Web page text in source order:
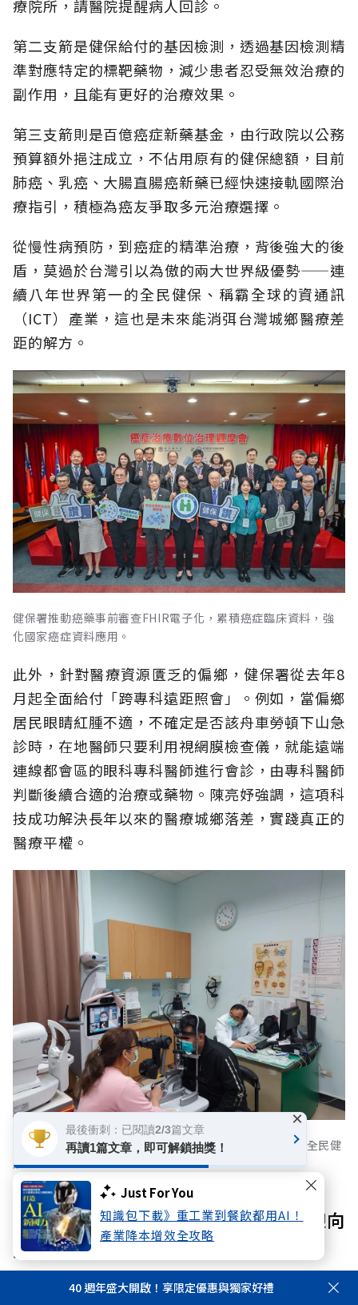
Just For You
知識包下載》重工業到餐飲都用AI！
產業降本增效全攻略
療院所，請醫院提醒病人回診。
第二支箭是健保給付的基因檢測，透過基因檢測精
準對應特定的標靶藥物，減少患者忍受無效治療的
副作用，且能有更好的治療效果。
第三支箭則是百億癌症新藥基金，由行政院以公務
預算額外挹注成立，不佔用原有的健保總額，目前
肺癌、乳癌、大腸直腸癌新藥已經快速接軌國際治
療指引，積極為癌友爭取多元治療選擇。
從慢性病預防，到癌症的精準治療，背後強大的後
盾，莫過於台灣引以為傲的兩大世界級優勢——連
續八年世界第一的全民健保、稱霸全球的資通訊
（ICT）產業，這也是未來能消弭台灣城鄉醫療差
距的解方。
健保署推動癌藥事前審查FHIR電子化，累積癌症臨床資料，強
化國家癌症資料應用。
此外，針對醫療資源匱乏的偏鄉，健保署從去年8
月起全面給付「跨專科遠距照會」。例如，當偏鄉
居民眼睛紅腫不適，不確定是否該舟車勞頓下山急
診時，在地醫師只要利用視網膜檢查儀，就能遠端
連線都會區的眼科專科醫師進行會診，由專科醫師
判斷後續合適的治療或藥物。陳亮妤強調，這項科
技成功解決長年以來的醫療城鄉落差，實踐真正的
醫療平權。
遠距醫療計畫，提供急重症轉診網絡遠距會診服務，落實全民健
康平權。
守護世界第一》財務與人力雙永續，迎向
活力「不老台灣」
如此優質且平權的醫療與照護體系，正是台灣健保
40 週年盛大開啟！享限定優惠與獨家好禮
最後衝刺：已閱讀2/3篇文章
再讀1篇文章，即可解鎖抽獎！
×